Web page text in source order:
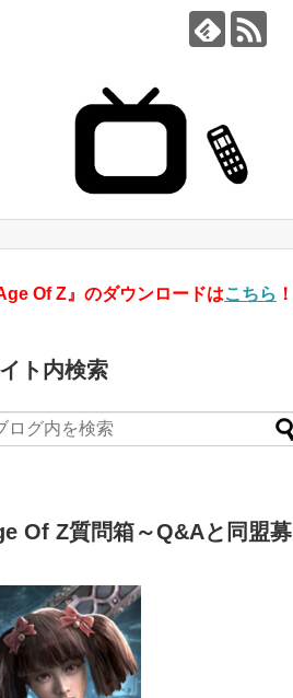
Age Of Z』のダウンロードはこちら ！
ト内検索
Of Z質問箱～Q&Aと同盟募